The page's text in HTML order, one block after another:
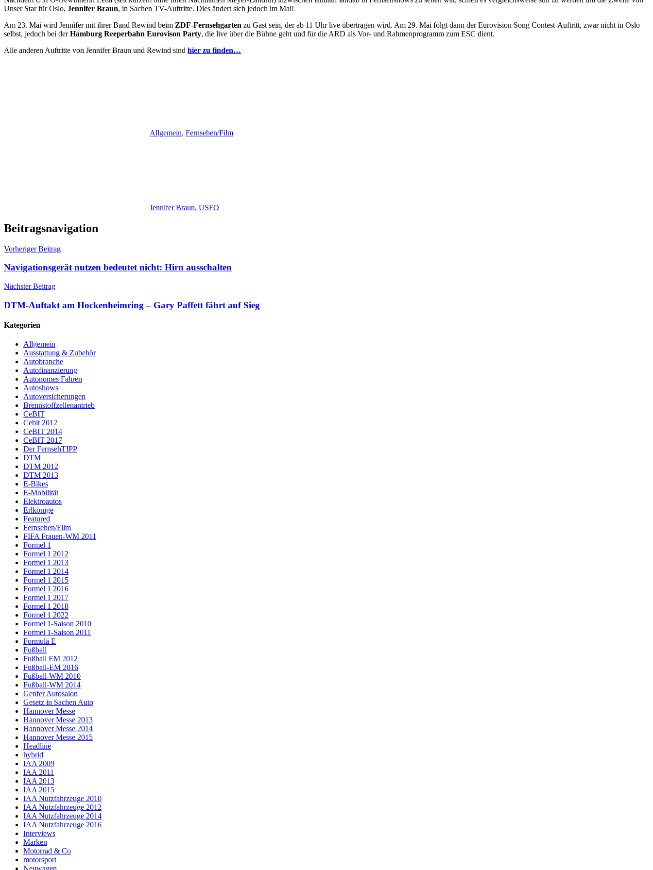
Unser Star für Oslo, Jennifer Braun, in Sachen TV-Auftritte. Dies ändert sich jedoch im Mai!
Am 23. Mai wird Jennifer mit ihrer Band Rewind beim ZDF-Fernsehgarten zu Gast sein, der ab 11 Uhr live übertragen wird. Am 29. Mai folgt dann der Eurovision Song Contest-Auftritt, zwar nicht in Oslo
selbst, jedoch bei derHamburg Reeperbahn Eurovison Party, die live über die Bühne geht und für die ARD als Vor- und Rahmenprogramm zum ESC dient.
Alle anderen Auftritte von Jennifer Braun und Rewind sind hier zu finden…
Allgemein, Fernsehen/Film
Jennifer Braun, USFO
Beitragsnavigation
Vorheriger Beitrag
Navigationsgerät nutzen bedeutet nicht: Hirn ausschalten
Nächster Beitrag
DTM-Auftakt am Hockenheimring – Gary Paffett fährt auf Sieg
Kategorien
Allgemein
Ausstattung & Zubehör
Autobranche
Autofinanzierung
Autonomes Fahren
Autoshows
Autoversicherungen
Brennstoffzellenantrieb
CeBIT
Cebit 2012
CeBIT 2014
CeBIT 2017
Der FernsehTIPP
DTM
DTM 2012
DTM 2013
E-Bikes
E-Mobilität
Elektroautos
Erlkönige
Featured
Fernsehen/Film
FIFA Frauen-WM 2011
Formel 1
Formel 1 2012
Formel 1 2013
Formel 1 2014
Formel 1 2015
Formel 1 2016
Formel 1 2017
Formel 1 2018
Formel 1 2022
Formel 1-Saison 2010
Formel 1-Saison 2011
Formula E
Fußball
Fußball EM 2012
Fußball-EM 2016
Fußball-WM 2010
Fußball-WM 2014
Genfer Autosalon
Gesetz in Sachen Auto
Hannover Messe
Hannover Messe 2013
Hannover Messe 2014
Hannover Messe 2015
Headline
hybrid
IAA 2009
IAA 2011
IAA 2013
IAA 2015
IAA Nutzfahrzeuge 2010
IAA Nutzfahrzeuge 2012
IAA Nutzfahrzeuge 2014
IAA Nutzfahrzeuge 2016
Interviews
Marken
Motorrad & Co
motorsport